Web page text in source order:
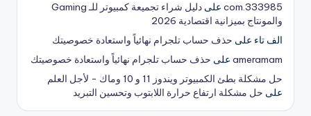
333985.com
على
دليل شراء تجميعة كمبيوتر للـ Gaming
والمونتاج بميزانية اقتصادية 2026
الف تاء على حذف حساب تلجرام نهائياً واستعادة خصوصيتك
ameramam على حذف حساب تلجرام نهائياً واستعادة خصوصيتك
حل مشكلة بطئ الكمبيوتر ويندوز 11 و 10 وماك - لأجل العلم
على حل مشكلة ارتفاع حرارة اللابتوب وتحسين التبريد